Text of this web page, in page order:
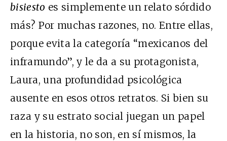
bisiesto es simplemente un relato sórdido
más? Por muchas razones, no. Entre ellas,
porque evita la categoría “mexicanos del
inframundo”, y le da a su protagonista,
Laura, una profundidad psicológica
ausente en esos otros retratos. Si bien su
raza y su estrato social juegan un papel
en la historia, no son, en sí mismos, la